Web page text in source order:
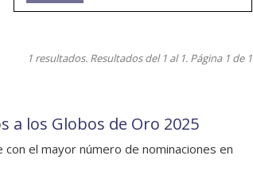
1 resultados. Resultados del 1 al 1. Página 1 de 1
a los Globos de Oro 2025
el mayor número de nominaciones en